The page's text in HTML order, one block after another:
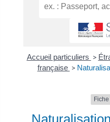
Accueil particuliers >
française >